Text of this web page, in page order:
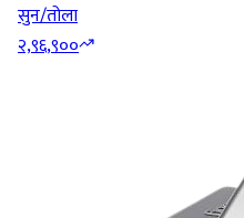
सुन/तोला
२,९६,९००